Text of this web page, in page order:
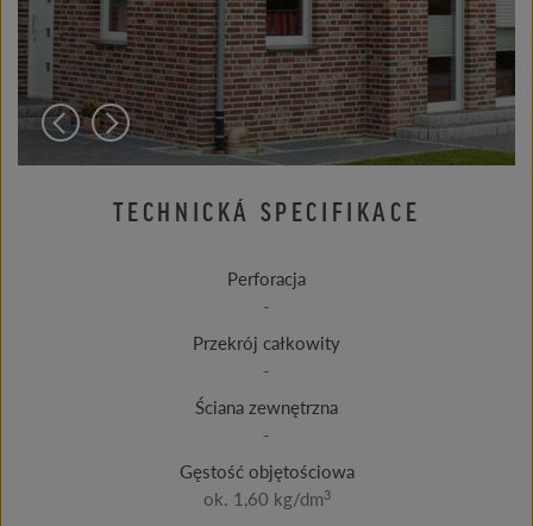
TECHNICKÁ SPECIFIKACE
Perforacja
-
Przekrój całkowity
-
Ściana zewnętrzna
-
Gęstość objętościowa
ok. 1,60 kg/dm3